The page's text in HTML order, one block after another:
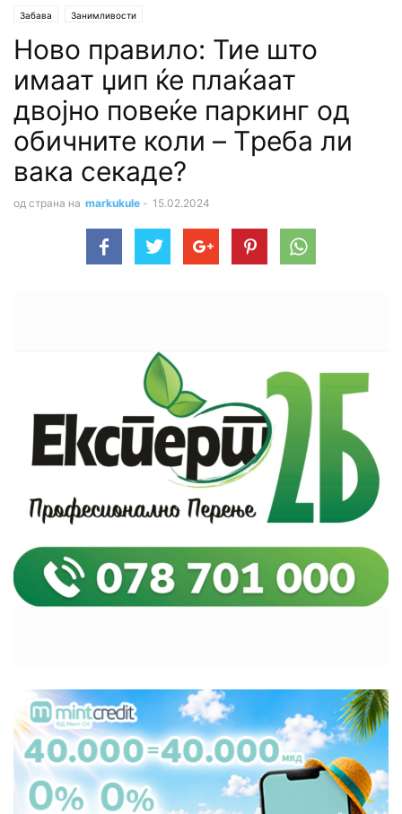
Забава Занимливости
Ново правило: Тие што
имаат џип ќе плаќаат
двојно повеќе паркинг од
обичните коли – Tреба ли
вака секаде?
од страна на markukule - 15.02.2024